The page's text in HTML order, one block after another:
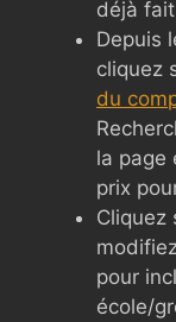
déjà
Depuis
cliquez
du
la page
prix
Cliquez
pour
école/